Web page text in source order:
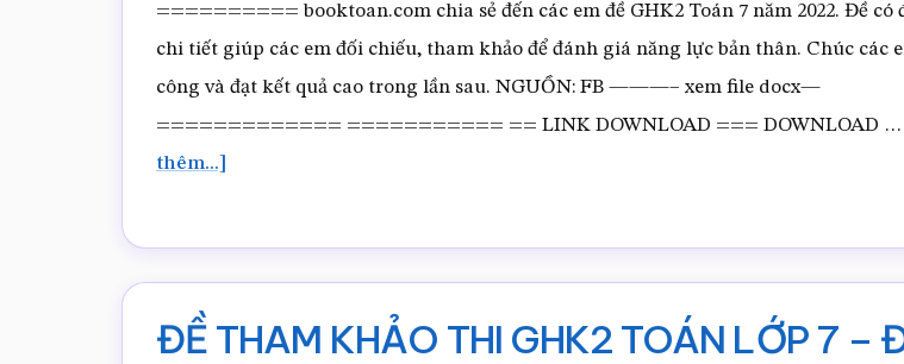
========== booktoan.com chia sẻ đến các em đề GHK2 Toán 7 năm 2022. Đề có
chi tiết giúp các em đối chiếu, tham khảo để đánh giá năng lực bản thân. Chúc các
công và đạt kết quả cao trong lần sau. NGUỒN: FB ———– xem file docx—
============= =========== == LINK DOWNLOAD === DOWNLOAD …
thêm...]
GHK2
ĐỀ THAM KHẢO THI GHK2 TOÁN LỚP 7 –